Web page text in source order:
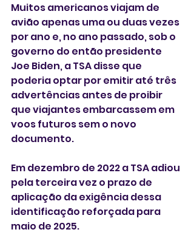
Muitos americanos viajam de
avião apenas uma ou duas vezes
por ano e, no ano passado, sob o
governo do então presidente
Joe Biden, a TSA disse que
poderia optar por emitir até três
advertências antes de proibir
que viajantes embarcassem em
voos futuros sem o novo
documento.
Em dezembro de 2022 a TSA adiou
pela terceira vez o prazo de
aplicação da exigência dessa
identificação reforçada para
maio de 2025.